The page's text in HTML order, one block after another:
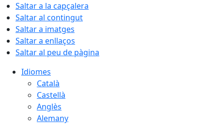
Saltar a la capçalera
Saltar al contingut
Saltar a imatges
Saltar a enllaços
Saltar al peu de pàgina
Idiomes
Català
Castellà
Anglès
Alemany